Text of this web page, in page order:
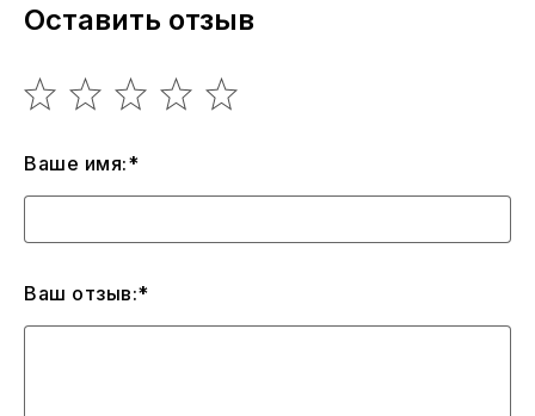
Оставить отзыв
Ваше имя:*
Ваш отзыв:*